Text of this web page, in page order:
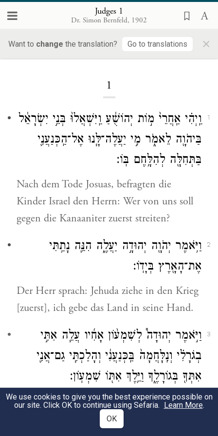
Judges 1
Dr. Simon Bernfeld, 1902
Want to change the translation? Go to translations ×
Judges
1
1
וַֽיְהִ֗י אַֽחֲרֵי֙ מ֣וֹת יְהוֹשֻׁ֔עַ וַֽיִּשְׁאֲלוּ֙ בְּנֵ֣י יִשְׂרָאֵ֔ל
בַּיהֹוָ֖ה לֵאמֹ֑ר מִ֣י יַעֲלֶה־לָּ֧נוּ אֶל־הַֽכְּנַעֲנִ֛י
בַּתְּחִלָּ֖ה לְהִלָּ֥חֶם בּֽוֹ׃
Nach dem Tode Josuas, befragten die
Kinder Israel den Herrn: Wer von uns soll
gegen die Kanaaniter zuerst streiten?
2
וַיֹּ֥אמֶר יְהֹוָ֖ה יְהוּדָ֣ה יַעֲלֶ֑ה הִנֵּ֛ה נָתַ֥תִּי
אֶת־הָאָ֖רֶץ בְּיָדֽוֹ׃
Der Herr sprach: Jehuda ziehe in den Krieg
[zuerst], ich gebe das Land in seine Hand.
3
וַיֹּ֣אמֶר יְהוּדָה֩ לְשִׁמְע֨וֹן אָחִ֜יו עֲלֵ֧ה אִתִּ֣י
בְגֹרָלִ֗י וְנִֽלָּחֲמָה֙ בַּֽכְּנַעֲנִ֔י וְהָלַכְתִּ֧י גַם־אֲנִ֛י
אִתְּךָ֖ בְּגוֹרָלֶ֑ךָ וַיֵּ֥לֶךְ אִתּ֖וֹ שִׁמְעֽוֹן׃
Jehuda sprach darauf zu Simeon, seinem
Bruder: Ziehe mit mir in mein Loos mit
We use cookies to give you the best experience possible on
our site. Click OK to continue using Sefaria. Learn More.
OK